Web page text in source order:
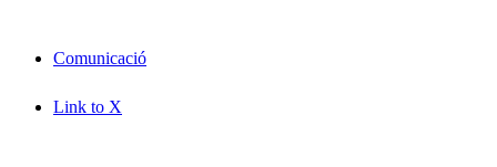
Link to X
Comunicació